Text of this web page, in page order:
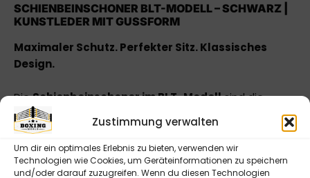
Zustimmung verwalten
Um dir ein optimales Erlebnis zu bieten, verwenden wir
Technologien wie Cookies, um Geräteinformationen zu speichern
und/oder darauf zuzugreifen. Wenn du diesen Technologien
SCHIENBEINSCHONER BLT-MODELL – SCHWARZ |
KUNSTLEDER MIT GUSSFORM
Maximaler Schutz. Perfekter Sitz. Klassisches
Design.
DieSchienbeinschoner im BLT-Modellsind die
ideale Wahl für Kampfsportarten wie
Kickboxen oder Muay Thai, bei denen deine
Schienbeine zuverlässig geschützt werden müssen.
Dashochwertige Kunstledersorgt für eine